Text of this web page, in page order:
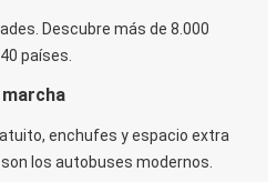
Descubre más de 8.000
países.
enchufes y espacio extra
los autobuses modernos.